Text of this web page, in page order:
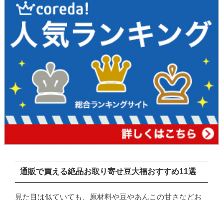
通販で買える絶品お取り寄せ豆大福おすすめ11選
見た目は似ていても、原材料や豆やあんこの甘さなどお